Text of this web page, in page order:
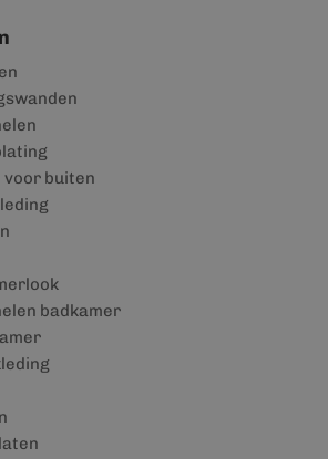
buiten
badkamer